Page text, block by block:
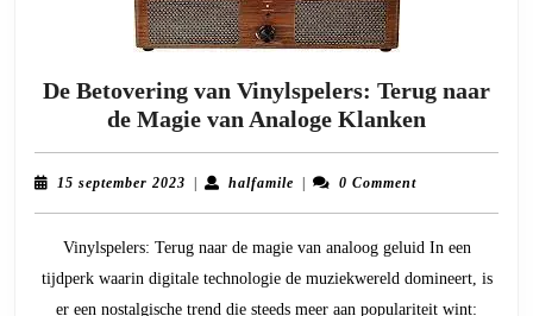
De Betovering van Vinylspelers: Terug naar
de Magie van Analoge Klanken
naar
de
15 september 2023 15
halfamilehalfamile0 Comment
Vinylspelers: Terug naar de magie van analoog geluid In een
tijdperk waarin digitale technologie de muziekwereld domineert, is
er een nostalgische trend die steeds meer aan populariteit wint: